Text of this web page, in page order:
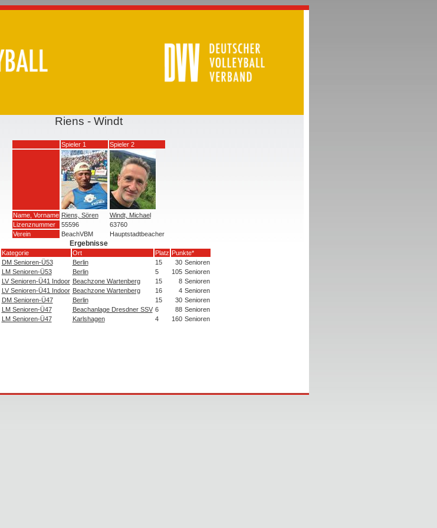
Riens - Windt
Spieler 1 Spieler 2
Name, Vorname Riens, Sören
Windt, Michael
Lizenznummer
55596
63760
Verein
BeachVBM Hauptstadtbeacher
Ergebnisse
Kategorie Ort Platz Punkte*
DM Senioren-Ü53 Berlin 15 30 Senioren
LM Senioren-Ü53 Berlin 5 105 Senioren
LV Senioren-Ü41 Indoor Beachzone Wartenberg 15 8 Senioren
LV Senioren-Ü41 Indoor Beachzone Wartenberg 16 4 Senioren
DM Senioren-Ü47 Berlin 15 30 Senioren
LM Senioren-Ü47 Beachanlage Dresdner SSV 6 88 Senioren
LM Senioren-Ü47 Karlshagen 4 160 Senioren